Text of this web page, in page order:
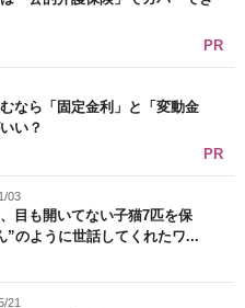
PR
なら「固定金利」と「変動金
い？
PR
03
目も開いてない子猫7匹を保
のように世話してくれたワ...
21